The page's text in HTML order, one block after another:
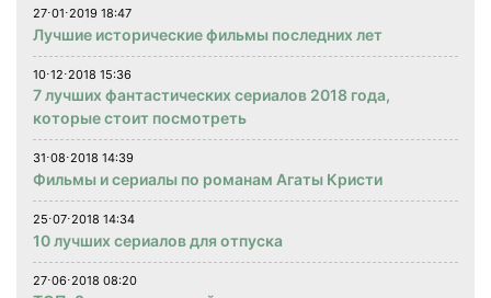
27⋅01⋅2019 18:47
Лучшие исторические фильмы последних лет
10⋅12⋅2018 15:36
7 лучших фантастических сериалов 2018 года,
которые стоит посмотреть
31⋅08⋅2018 14:39
Фильмы и сериалы по романам Агаты Кристи
25⋅07⋅2018 14:34
10 лучших сериалов для отпуска
27⋅06⋅2018 08:20